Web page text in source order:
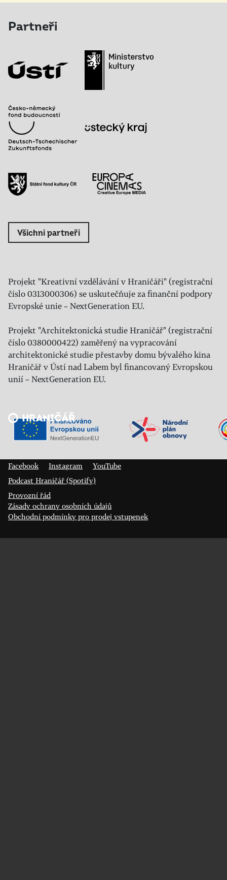
Partneři
Všichni partneři
Projekt "Kreativní vzdělávání v Hraničáři" (registrační
číslo 0313000306) se uskutečňuje za finanční podpory
Evropské unie – NextGeneration EU.
Projekt "Architektonická studie Hraničář" (registrační
číslo 0380000422) zaměřený na vypracování
architektonické studie přestavby domu bývalého kina
Hraničář v Ústí nad Labem byl financovaný Evropskou
unií – NextGeneration EU.
Veřejný sál Hraničář, spolek
Facebook
Instagram
YouTube
Podcast Hraničář (Spotify)
Provozní řád
Zásady ochrany osobních údajů
Obchodní podmínky pro prodej vstupenek